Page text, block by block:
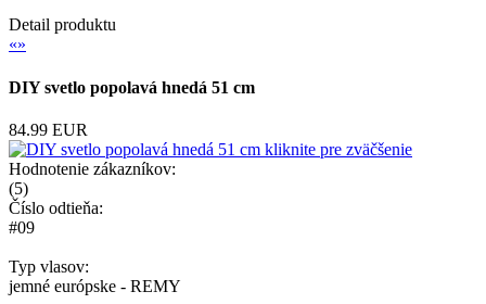
Detail produktu
«»
DIY svetlo popolavá hnedá 51 cm
84.99 EUR
kliknite pre zväčšenie
Hodnotenie zákazníkov:
(5)
Číslo odtieňa:
#09
Typ vlasov:
jemné európske - REMY